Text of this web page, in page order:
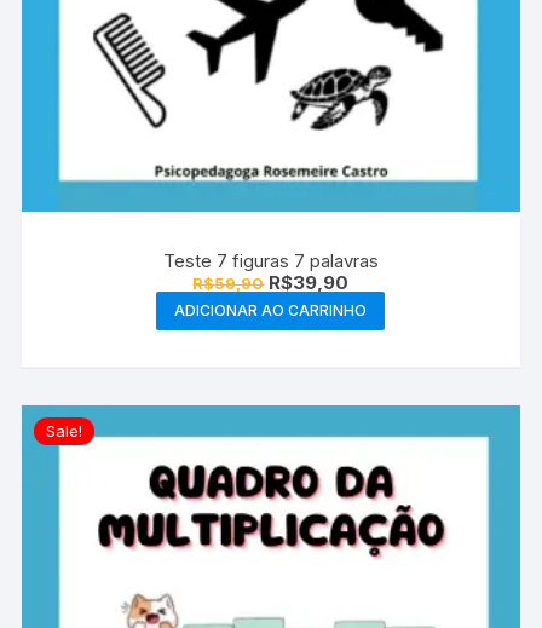
Teste 7 figuras 7 palavras
R$59,90 O
preço
original
era:
R$39,90
preço
atual
é:
ADICIONAR AO CARRINHO
Sale!